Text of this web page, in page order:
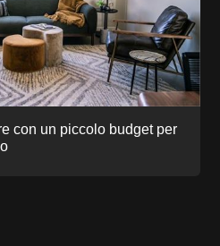
con un piccolo budget per